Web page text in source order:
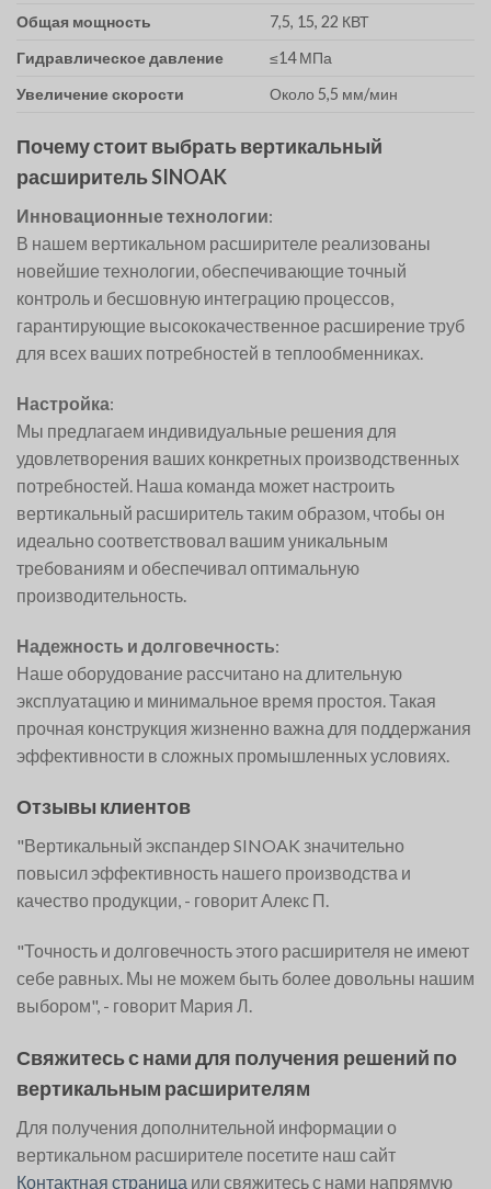
Общая мощность
7,5, 15, 22 КВТ
Гидравлическое давление
≤14 МПа
Увеличение скорости
Около 5,5 мм/мин
Почему стоит выбрать вертикальный
расширитель SINOAK
Инновационные технологии:
В нашем вертикальном расширителе реализованы
новейшие технологии, обеспечивающие точный
контроль и бесшовную интеграцию процессов,
гарантирующие высококачественное расширение труб
для всех ваших потребностей в теплообменниках.
Настройка:
Мы предлагаем индивидуальные решения для
удовлетворения ваших конкретных производственных
потребностей. Наша команда может настроить
вертикальный расширитель таким образом, чтобы он
идеально соответствовал вашим уникальным
требованиям и обеспечивал оптимальную
производительность.
Надежность и долговечность:
Наше оборудование рассчитано на длительную
эксплуатацию и минимальное время простоя. Такая
прочная конструкция жизненно важна для поддержания
эффективности в сложных промышленных условиях.
Отзывы клиентов
"Вертикальный экспандер SINOAK значительно
повысил эффективность нашего производства и
качество продукции, - говорит Алекс П.
"Точность и долговечность этого расширителя не имеют
себе равных. Мы не можем быть более довольны нашим
выбором", - говорит Мария Л.
Свяжитесь с нами для получения решений по
вертикальным расширителям
Для получения дополнительной информации о
вертикальном расширителе посетите наш сайт
Контактная страница или свяжитесь с нами напрямую